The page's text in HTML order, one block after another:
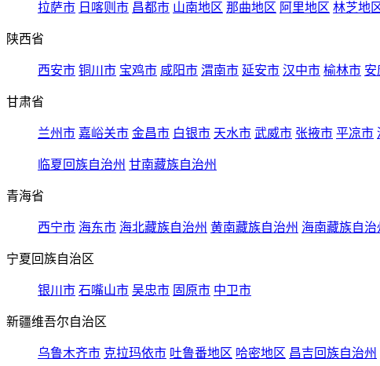
拉萨市 日喀则市 昌都市 山南地区 那曲地区 阿里地区 林芝地
陕西省
西安市 铜川市 宝鸡市 咸阳市 渭南市 延安市 汉中市 榆林市 安
甘肃省
兰州市 嘉峪关市 金昌市 白银市 天水市 武威市 张掖市 平凉市
临夏回族自治州 甘南藏族自治州
青海省
西宁市 海东市 海北藏族自治州 黄南藏族自治州 海南藏族自治
宁夏回族自治区
银川市 石嘴山市 吴忠市 固原市 中卫市
新疆维吾尔自治区
乌鲁木齐市 克拉玛依市 吐鲁番地区 哈密地区 昌吉回族自治州